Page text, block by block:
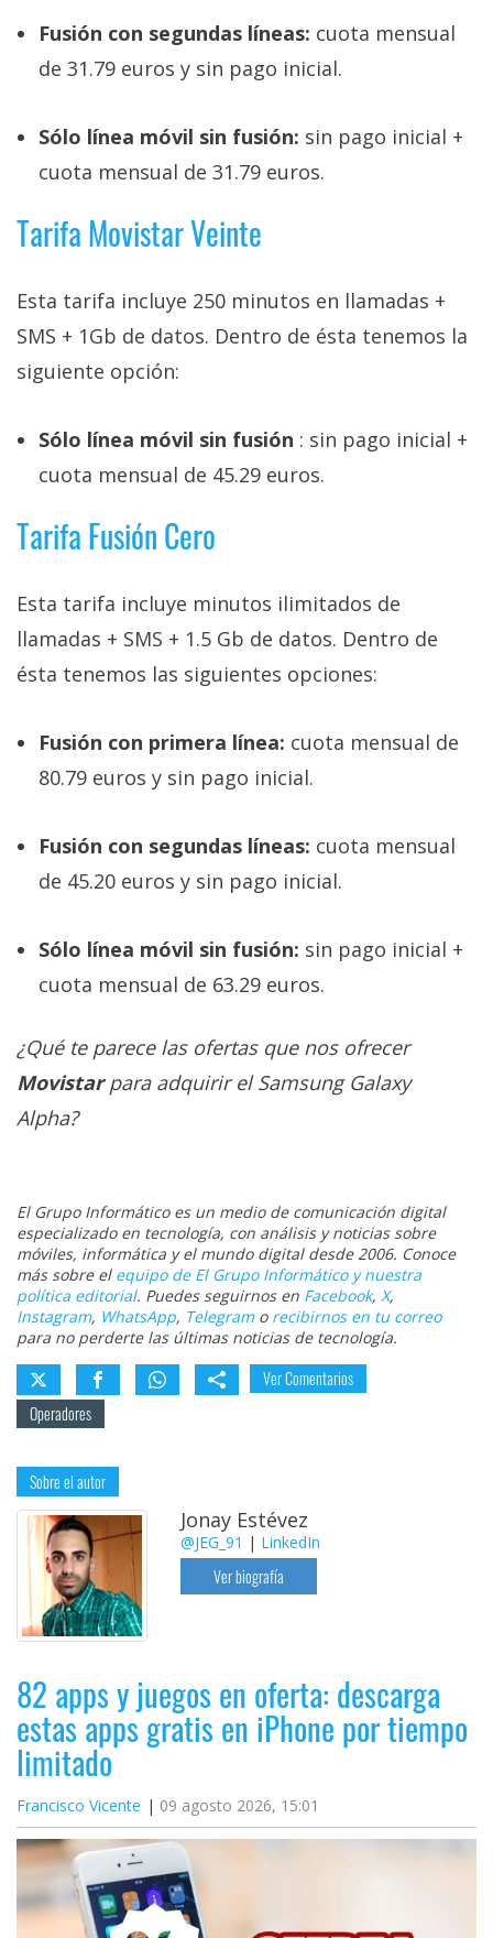
2026.Algunos
reservados .
Fusión con segundas líneas: cuota mensual
de 31.79 euros y sin pago inicial.
Sólo línea móvil sin fusión: sin pago inicial +
cuota mensual de 31.79 euros.
Tarifa Movistar Veinte
Esta tarifa incluye 250 minutos en llamadas +
SMS + 1Gb de datos. Dentro de ésta tenemos la
siguiente opción:
Sólo línea móvil sin fusión : sin pago inicial +
cuota mensual de 45.29 euros.
Tarifa Fusión Cero
Esta tarifa incluye minutos ilimitados de
llamadas + SMS + 1.5 Gb de datos. Dentro de
ésta tenemos las siguientes opciones:
Fusión con primera línea: cuota mensual de
80.79 euros y sin pago inicial.
Fusión con segundas líneas: cuota mensual
de 45.20 euros y sin pago inicial.
Sólo línea móvil sin fusión: sin pago inicial +
cuota mensual de 63.29 euros.
¿Qué te parece las ofertas que nos ofrecer
Movistarpara adquirir el Samsung Galaxy
Alpha?
El Grupo Informático es un medio de comunicación digital
especializado en tecnología, con análisis y noticias sobre
móviles, informática y el mundo digital desde 2006. Conoce
más sobre el equipo de El Grupo Informático y nuestra
política editorial. Puedes seguirnos en Facebook, X,
Instagram, WhatsApp, Telegramo recibirnos en tu correo
para no perderte las últimas noticias de tecnología.
Ver Comentarios
Operadores
Sobre el autor
Jonay Estévez
@JEG_91 | LinkedIn
Ver biografía
82 apps y juegos en oferta: descarga
estas apps gratis en iPhone por tiempo
limitado
Francisco Vicente 09 agosto 2026, 15:01